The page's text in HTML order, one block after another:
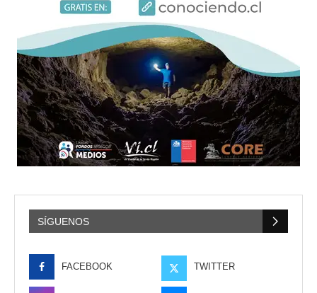
SÍGUENOS
FACEBOOK TWITTER